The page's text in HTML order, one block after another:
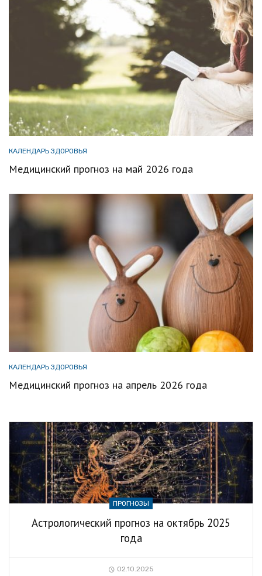
КАЛЕНДАРЬ ЗДОРОВЬЯ
Медицинский прогноз на май 2026 года
КАЛЕНДАРЬ ЗДОРОВЬЯ
Медицинский прогноз на апрель 2026 года
ПРОГНОЗЫ
Астрологический прогноз на октябрь 2025
года
02.10.2025